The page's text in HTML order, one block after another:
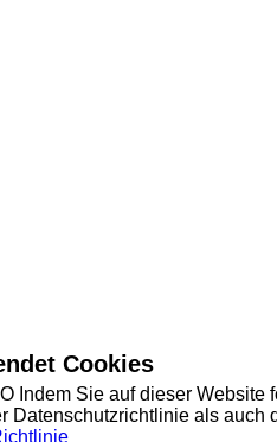
Cookies
Indem Sie auf dieser Website
Datenschutzrichtlinie als auch